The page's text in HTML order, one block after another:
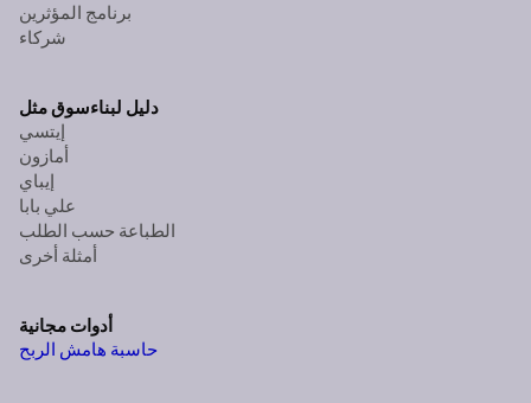
برنامج المؤثرين
شركاء
دليل لبناءسوق مثل
إيتسي
أمازون
إيباي
علي بابا
الطباعة حسب الطلب
أمثلة أخرى
أدوات مجانية
حاسبة هامش الربح